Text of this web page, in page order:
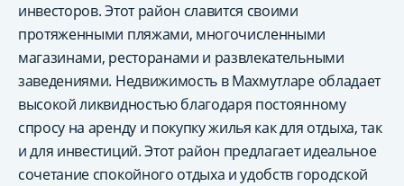
инвесторов. Этот район славится своими
протяженными пляжами, многочисленными
магазинами, ресторанами и развлекательными
заведениями. Недвижимость в Махмутларе обладает
высокой ликвидностью благодаря постоянному
спросу на аренду и покупку жилья как для отдыха, так
и для инвестиций. Этот район предлагает идеальное
сочетание спокойного отдыха и удобств городской